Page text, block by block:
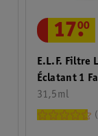
E.l.f. Filtre
Éclatant 1
31,5ml
17.
00